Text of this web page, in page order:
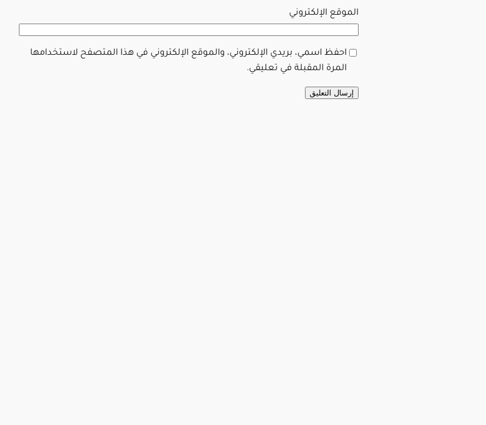
الموقع الإلكتروني
احفظ اسمي، بريدي الإلكتروني، والموقع الإلكتروني في هذا المتصفح لاستخدامها
المرة المقبلة في تعليقي.